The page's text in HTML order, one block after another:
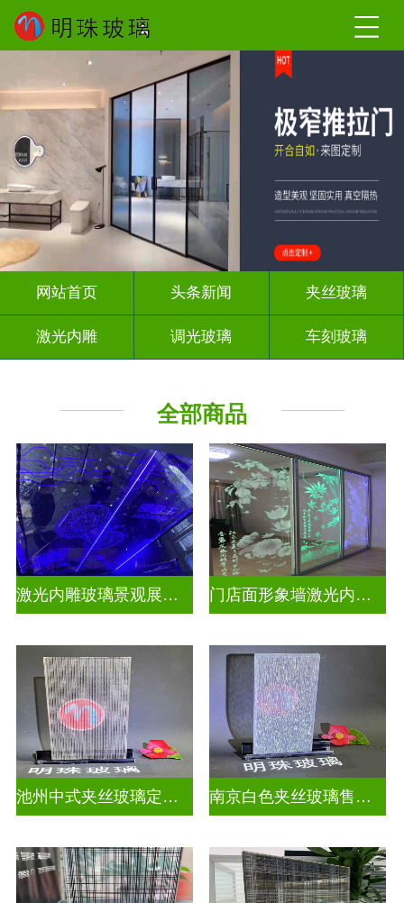
网站首页 头条新闻 夹丝玻璃
激光内雕 调光玻璃 车刻玻璃
全部商品
激光内雕玻璃景观展示发光玻璃 门店面形象墙激光内雕护栏玻璃
池州中式夹丝玻璃定做厂 南京白色夹丝玻璃售价多少